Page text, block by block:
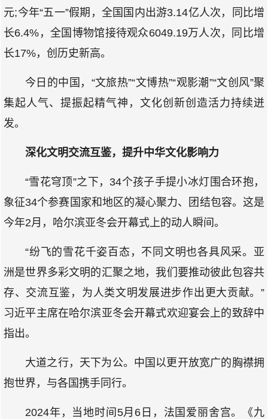
元;今年“五一”假期，全国国内出游3.14亿人次，同比增
长6.4%，全国博物馆接待观众6049.19万人次，同比增
长17%，创历史新高。
今日的中国，“文旅热”“文博热”“观影潮”“文创风”聚
集起人气、提振起精气神，文化创新创造活力持续迸
发。
深化文明交流互鉴，提升中华文化影响力
“雪花穹顶”之下，34个孩子手提小冰灯围合环抱，
象征34个参赛国家和地区的凝心聚力、团结包容。这是
今年2月，哈尔滨亚冬会开幕式上的动人瞬间。
“纷飞的雪花千姿百态，不同文明也各具风采。亚
洲是世界多彩文明的汇聚之地，我们要推动彼此包容共
存、交流互鉴，为人类文明发展进步作出更大贡献。”
习近平主席在哈尔滨亚冬会开幕式欢迎宴会上的致辞中
指出。
大道之行，天下为公。中国以更开放宽广的胸襟拥
抱世界，与各国携手同行。
2024年，当地时间5月6日，法国爱丽舍宫。《九